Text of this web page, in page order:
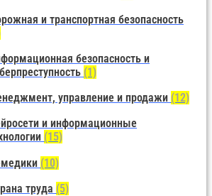
и транспортная безопасность
безопасность и
(1)
управление и продажи (12)
и информационные
(15)
(10)
труда (5)